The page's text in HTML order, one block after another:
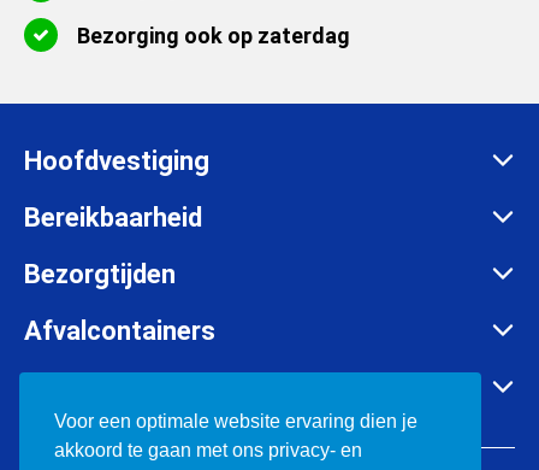
Bezorging ook op zaterdag
Hoofdvestiging
Zadelmakersstraat 26
info@afvalcontainerbestellen.nl
085-3034777
BTW: NL852697302B01
Bereikbaarheid
Maandag t/m vrijdag:
Bezorgtijden
Maandag t/m vrijdag:
Van 08:00 tot 12:00 uur
Afvalcontainers
Container huren
Bouwafval containers
Friesland
Voor een optimale website ervaring dien je
akkoord te gaan met ons privacy- en